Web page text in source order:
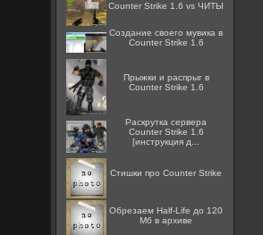
Counter Strike 1.6 vs ЧИТЫ
Создание своего мувика в
Counter Strike 1.6
Прыжки и распрыг в
Counter Strike 1.6
Раскрутка сервера
Counter Strike 1.6
[инструкция д...
Стишки про Counter Strike
Обрезаем Half-Life до 120
Мб в архиве